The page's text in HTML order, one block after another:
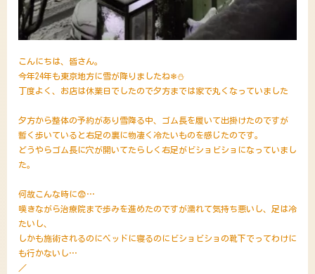
こんにちは、皆さん。
今年24年も東京地方に雪が降りましたね❄⛄
丁度よく、お店は休業日でしたので夕方までは家で丸くなっていました
夕方から整体の予約があり雪降る中、ゴム長を履いて出掛けたのですが
暫く歩いていると右足の裏に物凄く冷たいものを感じたのです。
どうやらゴム長に穴が開いてたらしく右足がビショビショになっていまし
た。
何故こんな時に😨…
嘆きながら治療院まで歩みを進めたのですが濡れて気持ち悪いし、足は冷
たいし、
しかも施術されるのにベッドに寝るのにビショビショの靴下でってわけに
も行かないし…
／